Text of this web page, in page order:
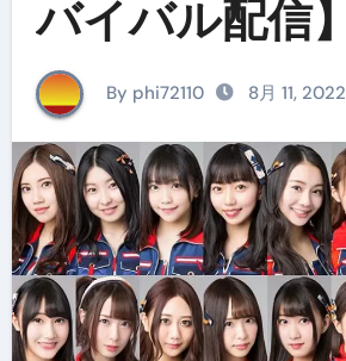
バイバル配信】
By phi72110 8月 11, 2022